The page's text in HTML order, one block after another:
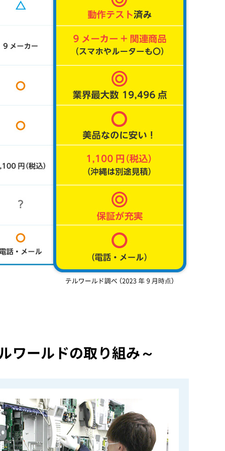
ワールドの取り組み～